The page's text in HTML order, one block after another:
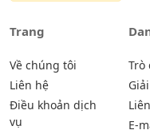
Trang
Về chúng tôi
Liên hệ
Điều khoản dịch
vụ
Trò
E-